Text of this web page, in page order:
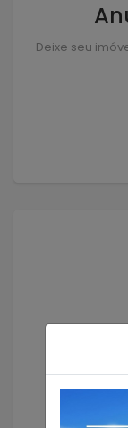
Deixe seu